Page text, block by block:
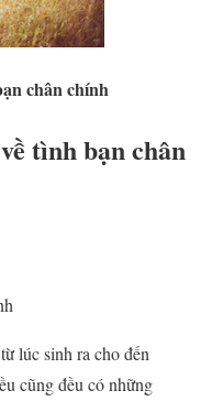
chân chính
tình bạn chân
lúc sinh ra cho đến
cũng đều có những